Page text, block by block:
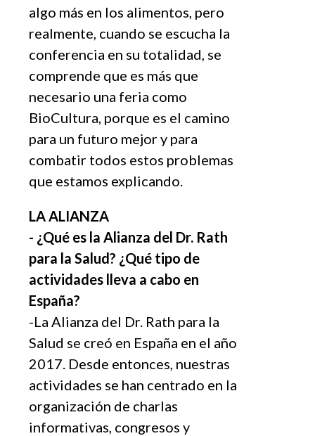
algo más en los alimentos, pero
realmente, cuando se escucha la
conferencia en su totalidad, se
comprende que es más que
necesario una feria como
BioCultura, porque es el camino
para un futuro mejor y para
combatir todos estos problemas
que estamos explicando.
LA ALIANZA
- ¿Qué es la Alianza del Dr. Rath
para la Salud? ¿Qué tipo de
actividades lleva a cabo en
España?
-La Alianza del Dr. Rath para la
Salud se creó en España en el año
2017. Desde entonces, nuestras
actividades se han centrado en la
organización de charlas
informativas, congresos y